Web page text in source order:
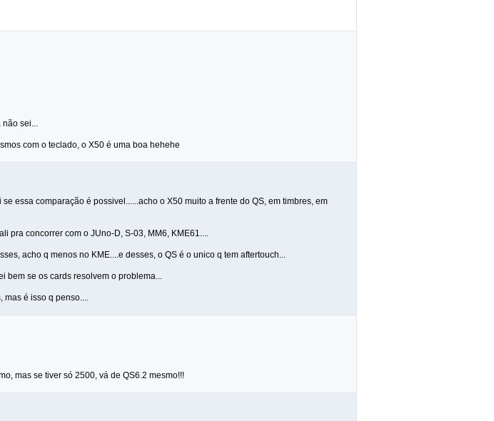
não sei...
com o teclado, o X50 é uma boa hehehe
essa comparação é possivel......acho o X50 muito a frente do QS, em timbres, em
pra concorrer com o JUno-D, S-03, MM6, KME61....
acho q menos no KME....e desses, o QS é o unico q tem aftertouch...
bem se os cards resolvem o problema...
mas é isso q penso....
mas se tiver só 2500, vá de QS6.2 mesmo!!!